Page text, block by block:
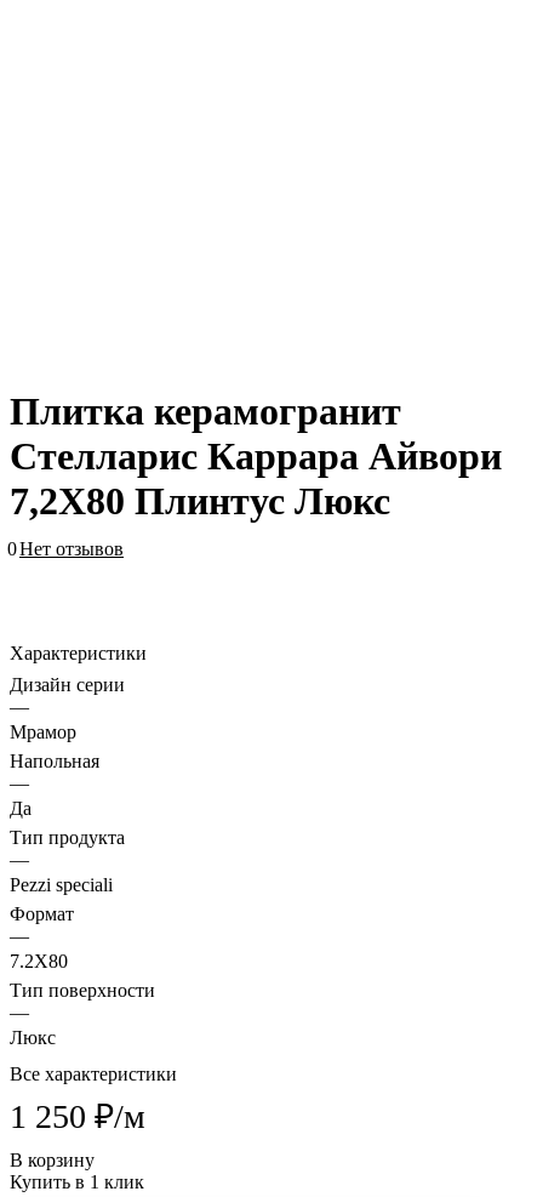
Плитка керамогранит
Стелларис Каррара Айвори
7,2X80 Плинтус Люкс
0Нет отзывов
Характеристики
Дизайн серии
—
Мрамор
Напольная
—
Да
Тип продукта
—
Pezzi speciali
Формат
—
7.2X80
Тип поверхности
—
Люкс
Все характеристики
1 250 ₽/м
В корзину
Купить в 1 клик